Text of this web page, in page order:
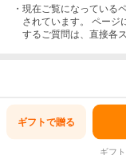
・現在ご覧になっている
されています。 ページ
するご質問は、直接各
ギフトで贈る
ギフ